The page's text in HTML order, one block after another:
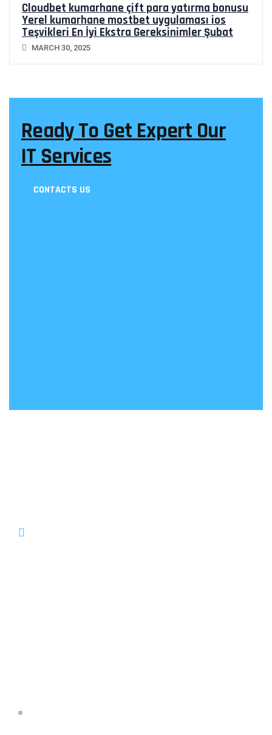
Cloudbet kumarhane çift para yatırma bonusu
Yerel kumarhane mostbet uygulaması ios
Teşvikleri En İyi Ekstra Gereksinimler Şubat
2025
MARCH 30, 2025
Ready To Get Expert Our
IT Services
CONTACTS US